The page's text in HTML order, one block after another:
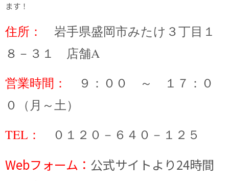
ます！
住所：
岩手県盛岡市みたけ３丁目１
８－３１ 店舗A
営業時間：
９：００ ～ １７：０
０（月～土）
TEL：
０１２０－６４０－１２５
Webフォーム： 公式サイトより24時間